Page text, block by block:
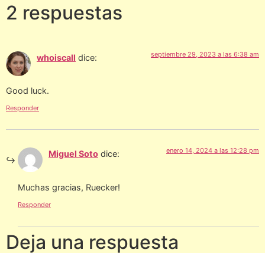
2 respuestas
whoiscall dice: septiembre 29, 2023 a las 6:38 am
Good luck.
Responder
Miguel Soto dice: enero 14, 2024 a las 12:28 pm
Muchas gracias, Ruecker!
Responder
Deja una respuesta